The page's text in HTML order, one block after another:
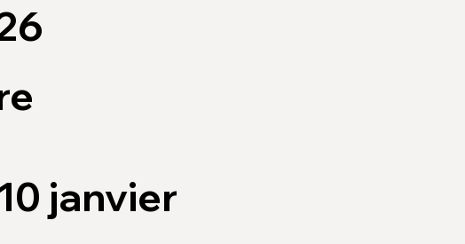
janvier